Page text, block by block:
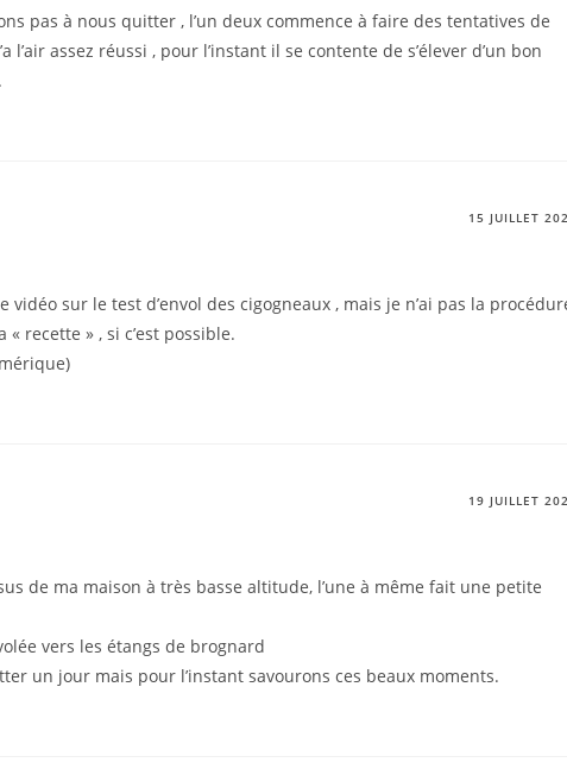
pas à nous quitter , l’un deux commence à faire des tentatives de
l’air assez réussi , pour l’instant il se contente de s’élever d’un bon
15 JUILLET
vidéo sur le test d’envol des cigogneaux , mais je n’ai pas la
recette » , si c’est possible.
19 JUILLET
de ma maison à très basse altitude, l’une à même fait une petite
vers les étangs de brognard
un jour mais pour l’instant savourons ces beaux moments.